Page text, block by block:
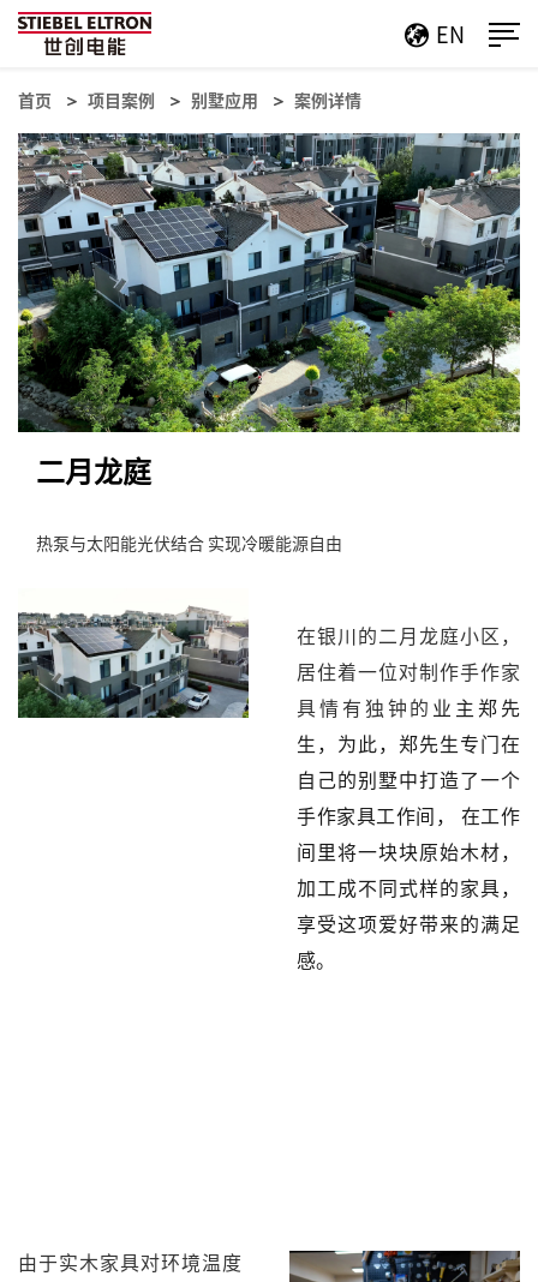
EN
首页 项目案例 别墅应用 案例详情
二月龙庭
热泵与太阳能光伏结合 实现冷暖能源自由
在银川的二月龙庭小区，
居住着一位对制作手作家
具情有独钟的 业主郑先
生 ，为此，郑先生专门在
自己的别墅中打造了一个
手作家具工作间， 在工作
间里将一块块原始木材，
加工成不同式样的家具，
享受这项爱好带来的满足
感。
由于实木家具对环境温度